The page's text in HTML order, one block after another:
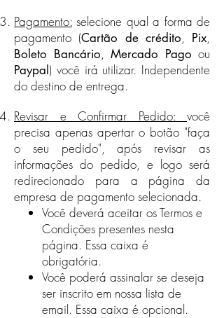
destino internacional, o frete é
grátis para todos os destinos
válidos.
Veja a nossa seção Política de
Frete na páginaPolítica da
Empresapara saber quais países
Pagamento: selecione qual a forma de
pagamento (Cartão de crédito, Pix,
Boleto Bancário, Mercado Pago ou
Paypal ) você irá utilizar. Independente
do destino de entrega.
Revisar e Confirmar Pedido: você
precisa apenas apertar o botão "faça
o seu pedido", após revisar as
informações do pedido, e logo será
redirecionado para a página da
empresa de pagamento selecionada.
Você deverá aceitar os Termos e
Condições presentes nesta
página.​ Essa caixa é
obrigatória.
Você poderá assinalar se deseja
ser inscrito em nossa lista de
email. Essa caixa é opcional.